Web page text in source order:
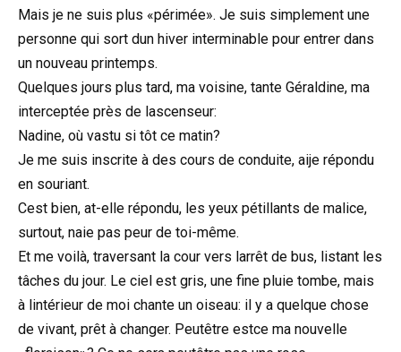
Mais je ne suis plus «périmée». Je suis simplement une
personne qui sort dun hiver interminable pour entrer dans
un nouveau printemps.
Quelques jours plus tard, ma voisine, tante Géraldine, ma
interceptée près de lascenseur:
Nadine, où vastu si tôt ce matin?
Je me suis inscrite à des cours de conduite, aije répondu
en souriant.
Cest bien, at-elle répondu, les yeux pétillants de malice,
surtout, naie pas peur de toi-même.
Et me voilà, traversant la cour vers larrêt de bus, listant les
tâches du jour. Le ciel est gris, une fine pluie tombe, mais
à lintérieur de moi chante un oiseau: il y a quelque chose
de vivant, prêt à changer. Peutêtre estce ma nouvelle